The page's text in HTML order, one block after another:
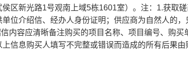
区新光路1号观南上域5栋1601室）。注：1.获取
位介绍信、经办人身份证明；供应商为自然人的
内容应清晰备注购买的项目名称、项目编号、购
信息购买人填写不完整或错误而造成的所有后果